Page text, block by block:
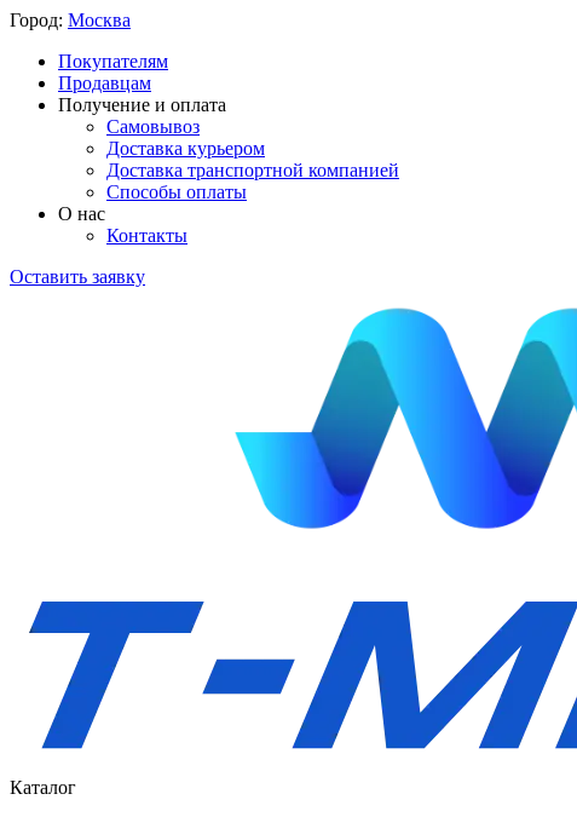
Город: Москва
Покупателям
Продавцам
Получение и оплата
Самовывоз
Доставка курьером
Доставка транспортной компанией
Способы оплаты
О нас
Контакты
Оставить заявку
Каталог